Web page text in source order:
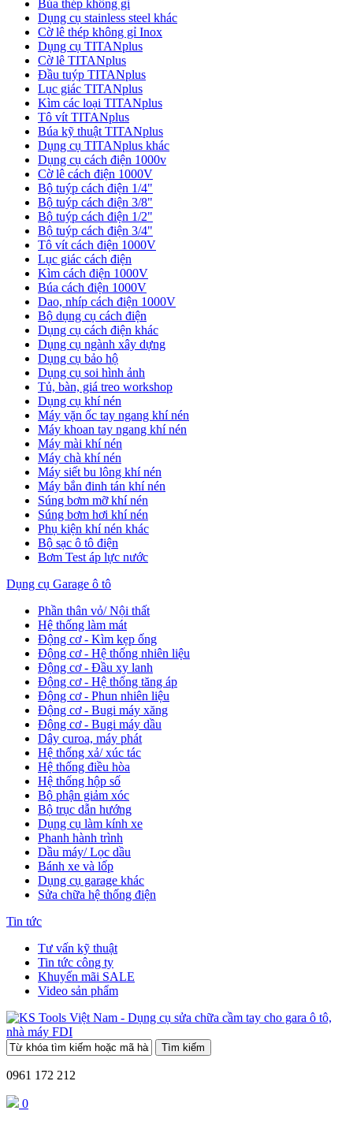
Búa thép không gỉ
Dụng cụ stainless steel khác
Cờ lê thép không gỉ Inox
Dụng cụ TITANplus
Cờ lê TITANplus
Đầu tuýp TITANplus
Lục giác TITANplus
Kìm các loại TITANplus
Tô vít TITANplus
Búa kỹ thuật TITANplus
Dụng cụ TITANplus khác
Dụng cụ cách điện 1000v
Cờ lê cách điện 1000V
Bộ tuýp cách điện 1/4"
Bộ tuýp cách điện 3/8"
Bộ tuýp cách điện 1/2"
Bộ tuýp cách điện 3/4"
Tô vít cách điện 1000V
Lục giác cách điện
Kìm cách điện 1000V
Búa cách điện 1000V
Dao, nhíp cách điện 1000V
Bộ dụng cụ cách điện
Dụng cụ cách điện khác
Dụng cụ ngành xây dựng
Dụng cụ bảo hộ
Dụng cụ soi hình ảnh
Tủ, bàn, giá treo workshop
Dụng cụ khí nén
Máy vặn ốc tay ngang khí nén
Máy khoan tay ngang khí nén
Máy mài khí nén
Máy chà khí nén
Máy siết bu lông khí nén
Máy bắn đinh tán khí nén
Súng bơm mỡ khí nén
Súng bơm hơi khí nén
Phụ kiện khí nén khác
Bộ sạc ô tô điện
Bơm Test áp lực nước
Dụng cụ Garage ô tô
Phần thân vỏ/ Nội thất
Hệ thống làm mát
Động cơ - Kìm kẹp ống
Động cơ - Hệ thống nhiên liệu
Động cơ - Đầu xy lanh
Động cơ - Hệ thống tăng áp
Động cơ - Phun nhiên liệu
Động cơ - Bugi máy xăng
Động cơ - Bugi máy dầu
Dây curoa, máy phát
Hệ thống xả/ xúc tác
Hệ thống điều hòa
Hệ thống hộp số
Bộ phận giảm xóc
Bộ trục dẫn hướng
Dụng cụ làm kính xe
Phanh hành trình
Dầu máy/ Lọc dầu
Bánh xe và lốp
Dụng cụ garage khác
Sửa chữa hệ thống điện
Tin tức
Tư vấn kỹ thuật
Tin tức công ty
Khuyến mãi SALE
Video sản phẩm
0961 172 212
0